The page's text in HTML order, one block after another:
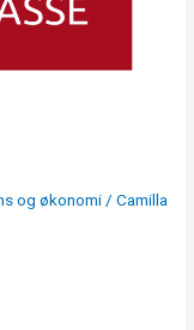
og økonomi /Camilla